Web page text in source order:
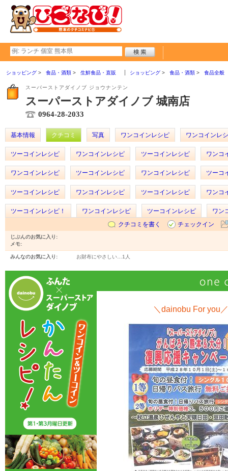
ショッピング 食品・酒類 生鮮食品・直販 ショッピング 食品・酒類 食品全般
スーパーストアダイノブ ジョウナンテン
スーパーストアダイノブ 城南店
0964-28-2033
基本情報 クチコミ 写真 ワンコインレシピ ワンコインレ
ツーコインレシピ ワンコインレシピ ツーコインレシピ ワンコ
ワンコインレシピ ツーコインレシピ ワンコインレシピ ツーコ
ツーコインレシピ ワンコインレシピ ツーコインレシピ ワンコ
ツーコインレシピ！ ワンコインレシピ ツーコインレシピ
ワン
クチコミを書く
チェックイン
じぶんのお気に入り:
メモ:
みんなのお気に入り: お財布にやさしい… 1人
＼dainobu For you／